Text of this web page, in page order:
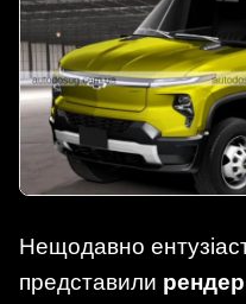
Нещодавно
представили